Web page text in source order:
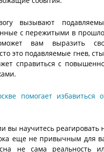
вызывают
с пережитыми в
вам выразить
это подавляемые гнев,
справиться с
вы научитесь реагировать
еще не привычным для
не сама реальность